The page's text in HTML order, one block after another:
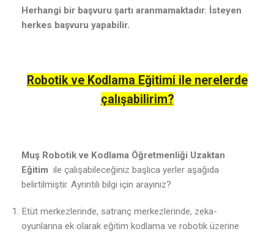
Herhangi bir başvuru şartı aranmamaktadır. İsteyen
herkes başvuru yapabilir.
Robotik ve Kodlama Eğitimi ile nerelerde
çalışabilirim?
Muş Robotik ve Kodlama Öğretmenliği Uzaktan
Eğitim ile çalışabileceğiniz başlıca yerler aşağıda
belirtilmiştir. Ayrıntılı bilgi için arayınız?
Etüt merkezlerinde, satranç merkezlerinde, zeka-
oyunlarına ek olarak eğitim kodlama ve robotik üzerine